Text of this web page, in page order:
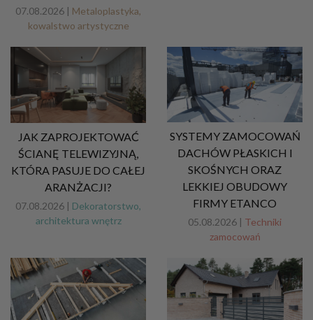
07.08.2026 | Metaloplastyka,
kowalstwo artystyczne
JAK ZAPROJEKTOWAĆ
ŚCIANĘ TELEWIZYJNĄ,
KTÓRA PASUJE DO CAŁEJ
ARANŻACJI?
07.08.2026 | Dekoratorstwo,
architektura wnętrz
SYSTEMY ZAMOCOWAŃ
DACHÓW PŁASKICH I
SKOŚNYCH ORAZ
LEKKIEJ OBUDOWY
FIRMY ETANCO
05.08.2026 | Techniki
zamocowań